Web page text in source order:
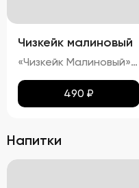
Чизкейк малиновый
«Чизкейк Малиновый» — изысканный десерт, воплощающий гармонию вкуса и красоты. Его гладкая, словно бархатная, поверхность украшена свежими ягодами малины, подчеркивающими яркость насыщенного красного цвета. Нежнейшая кремовая структура тает во рту, оставляя приятное послевкусие сливочного сыра с легкими нотками кислинки спелой малины. Аромат этого чизкейка пленяет сочетанием свежих ягод и сливочных оттенков, создавая ощущение настоящего кулинарного праздника.»
490 ₽
Напитки